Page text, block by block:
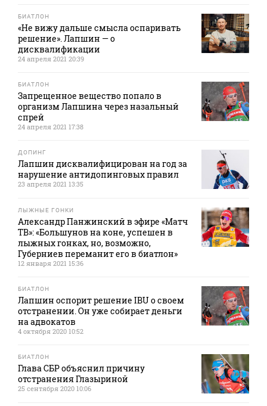
БИАТЛОН
«Не вижу дальше смысла оспаривать
решение». Лапшин — о
дисквалификации
24 апреля 2021 20:39
БИАТЛОН
Запрещенное вещество попало в
организм Лапшина через назальный
спрей
24 апреля 2021 17:38
ДОПИНГ
Лапшин дисквалифицирован на год за
нарушение антидопинговых правил
23 апреля 2021 13:35
ЛЫЖНЫЕ ГОНКИ
Александр Панжинский в эфире «Матч
ТВ»: «Большунов на коне, успешен в
лыжных гонках, но, возможно,
Губерниев переманит его в биатлон»
12 января 2021 15:36
БИАТЛОН
Лапшин оспорит решение IBU о своем
отстранении. Он уже собирает деньги
на адвокатов
4 октября 2020 10:52
БИАТЛОН
Глава СБР объяснил причину
отстранения Глазыриной
25 сентября 2020 10:06